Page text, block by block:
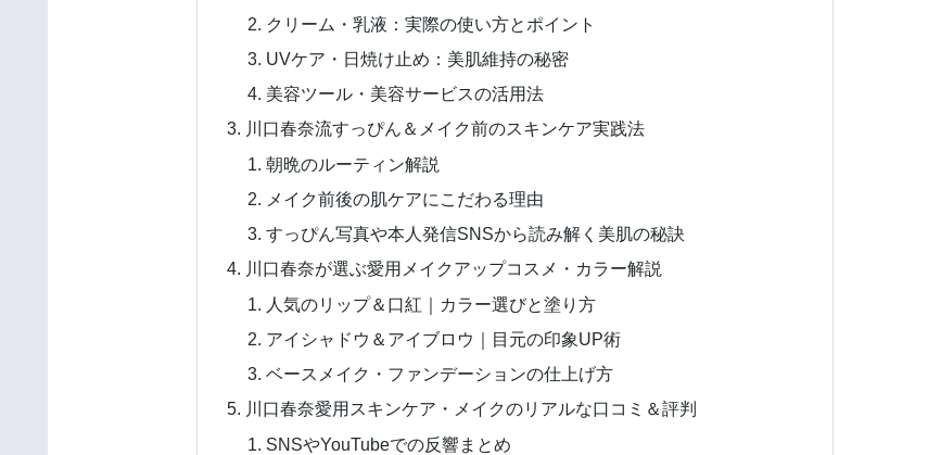
クリーム・乳液：実際の使い方とポイント
UVケア・日焼け止め：美肌維持の秘密
美容ツール・美容サービスの活用法
川口春奈流すっぴん＆メイク前のスキンケア実践法
朝晩のルーティン解説
メイク前後の肌ケアにこだわる理由
すっぴん写真や本人発信SNSから読み解く美肌の秘訣
川口春奈が選ぶ愛用メイクアップコスメ・カラー解説
人気のリップ＆口紅｜カラー選びと塗り方
アイシャドウ＆アイブロウ｜目元の印象UP術
ベースメイク・ファンデーションの仕上げ方
川口春奈愛用スキンケア・メイクのリアルな口コミ＆評判
SNSやYouTubeでの反響まとめ